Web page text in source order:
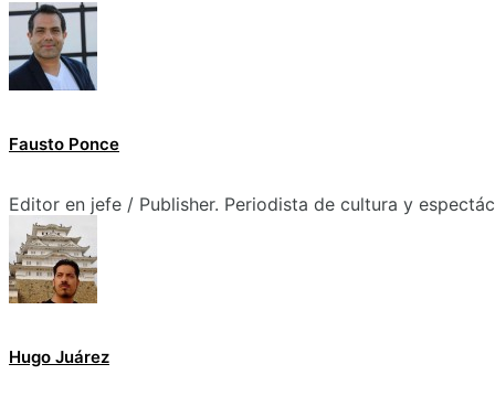
Fausto Ponce
Editor en jefe / Publisher. Periodista de cultura y
Hugo Juárez